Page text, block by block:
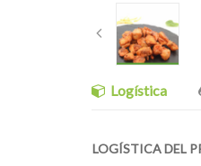
Logística
LOGÍSTICA DEL